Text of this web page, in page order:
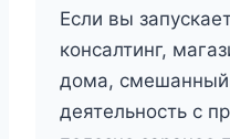
Если вы
консалтинг,
дома, смешанный
деятельность с